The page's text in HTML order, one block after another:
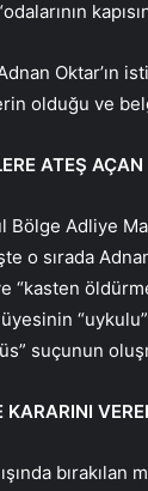
Oktar’ın
olduğu ve
ATEŞ
Bölge Adliye
o sırada
“kasten
suçunun
KARARINI